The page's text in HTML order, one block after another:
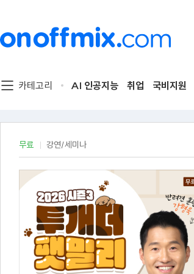
카테고리 AI 인공지능 취업 국비지원
무료 강연/세미나